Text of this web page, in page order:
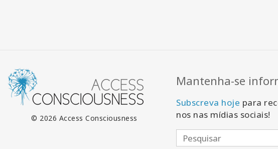
© 2026 Access Consciousness
Mantenha-se
Subscreva hoje para
nos nas mídias sociais!